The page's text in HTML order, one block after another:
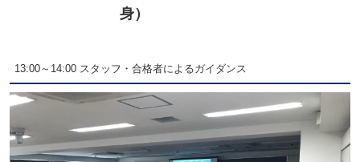
身）
13:00～14:00 スタッフ・合格者によるガイダンス